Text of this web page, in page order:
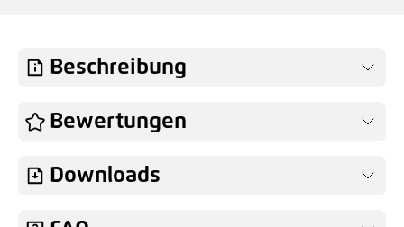
Beschreibung
Bewertungen
Downloads